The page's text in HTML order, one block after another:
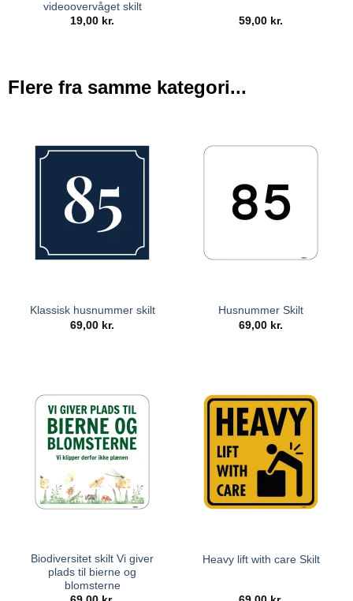
videoovervåget skilt
19,00 kr. 59,00 kr.
Flere fra samme kategori...
Klassisk husnummer skilt
69,00 kr.
Husnummer Skilt
69,00 kr.
Biodiversitet skilt Vi giver
plads til bierne og
blomsterne
Heavy lift with care Skilt